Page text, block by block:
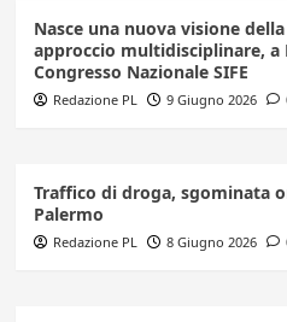
Nasce una nuova visione
approccio multidisciplinare, a
Congresso Nazionale SIFE
Redazione PL 9 Giugno 2026
Traffico di droga, sgominata
Palermo
Redazione PL 8 Giugno 2026